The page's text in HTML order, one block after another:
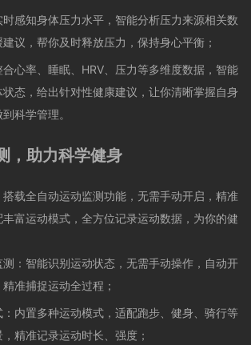
时感知身体压力水平，智能分析压力来源相关数
议，帮你及时释放压力，保持身心平衡；
心率、睡眠、HRV、压力等多维度数据，智能
态，给出针对性健康建议，让你清晰掌握自身
科学管理。
，助力科学健身
载全自动运动监测功能，无需手动开启，精准
富运动模式，全方位记录运动数据，为你的健
：智能识别运动状态，无需手动操作，自动开
准捕捉运动全过程；
：内置多种运动模式，适配跑步、健身、骑行等
精准记录运动时长、强度；